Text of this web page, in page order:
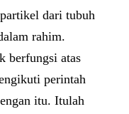
dari tubuh
rahim.
berfungsi atas
perintah
itu. Itulah